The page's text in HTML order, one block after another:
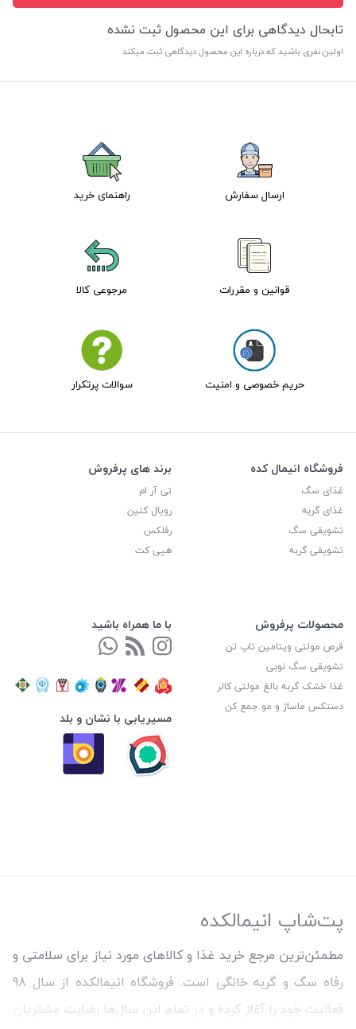
تابحال دیدگاهی برای این محصول ثبت نشده
اولین نفری باشید که درباره این محصول دیدگاهی ثبت میکند
ارسال سفارش راهنمای خرید
قوانین و مقررات مرجوعی کالا
حریم خصوصی و امنیت سوالات پرتکرار
فروشگاه انیمال کده
غذای سگ
غذای گربه
تشویقی سگ
تشویقی گربه
برند های پرفروش
تی آر ام
رویال کنین
رفلکس
هپی کت
محصولات پرفروش
قرص مولتی ویتامین تاپ تن
تشویقی سگ نوبی
غذا خشک گربه بالغ مولتی کالر
دستکس ماساژ و مو جمع کن
با ما همراه باشید
مسیریابی با نشان و بلد
پت‌شاپ انیمالکده
مطمئن‌ترین مرجع خرید غذا و کالاهای مورد نیاز برای سلامتی و
رفاه سگ و گربه خانگی است. فروشگاه انیمالکده از سال 98
فعالیت خود را آغاز کرده و در تمام این سال‌ها رضایت مشتریان